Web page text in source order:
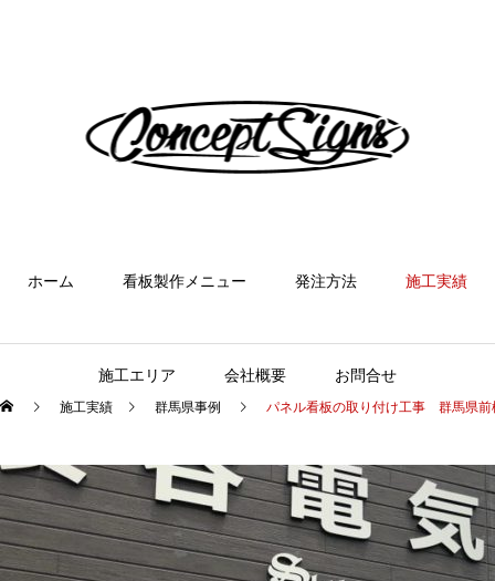
ホーム 看板製作メニュー 発注方法 施工実績
施工エリア 会社概要 お問合せ
施工実績 群馬県事例 パネル看板の取り付け工事 群馬県前